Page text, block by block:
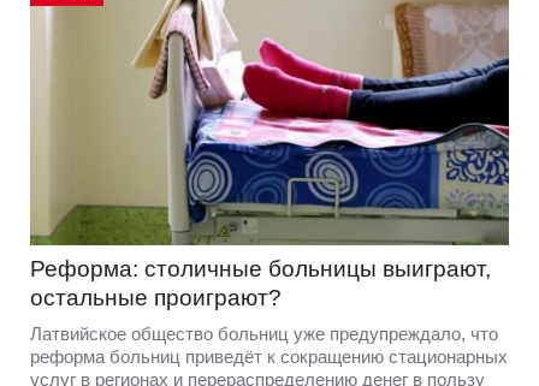
Реформа: столичные больницы выиграют,
остальные проиграют?
Латвийское общество больниц уже предупреждало, что
реформа больниц приведёт к сокращению стационарных
услуг в регионах и перераспределению денег в пользу